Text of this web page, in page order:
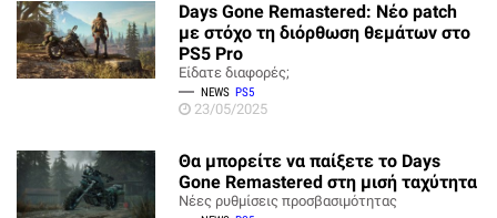
Days Gone Remastered: Νέο patch
με στόχο τη διόρθωση θεμάτων στο
PS5 Pro
Είδατε διαφορές;
NEWS PS5
23/05/2025
Θα μπορείτε να παίξετε το Days
Gone Remastered στη μισή ταχύτητα
Νέες ρυθμίσεις προσβασιμότητας